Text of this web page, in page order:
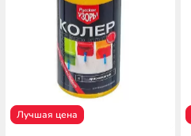
Лучшая цена